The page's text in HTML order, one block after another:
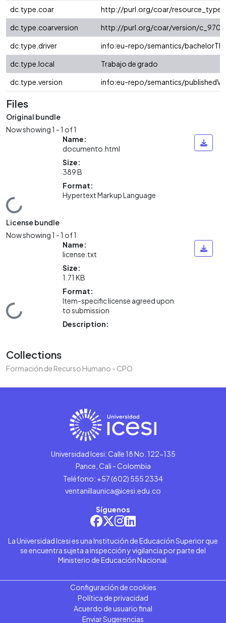
dc.type.coar
http://purl.org/coar/resource_type/
dc.type.coarversion
http://purl.org/coar/version/
dc.type.driver
info:eu-repo/semantics/
dc.type.local
Trabajo de grado
dc.type.version
info:eu-repo/semantics/
Files
Original bundle
Now showing1 - 1 of 1
Loading...
Name:
documento.html
Size:
389 B
Format:
Hypertext Markup Language
License bundle
Now showing1 - 1 of 1
Loading...
Name:
license.txt
Size:
1.71 KB
Format:
Item-specific license agreed upon
to submission
Description:
Collections
Formación de Recurso Humano - CPO
Universidad Icesi: Calle 18 No. 122-135
Pance, Cali - Colombia
Teléfono: +57 (602) 555 2334
ventanillaunica@icesi.edu.co
Síguenos
La Universidad Icesi es una Institución de Educación Superior que
se encuentra sujeta a inspección y vigilancia por parte del
Ministerio de Educación Nacional.
Configuración de cookies
Política de privacidad
Acuerdo de usuario final
Enviar Sugerencias